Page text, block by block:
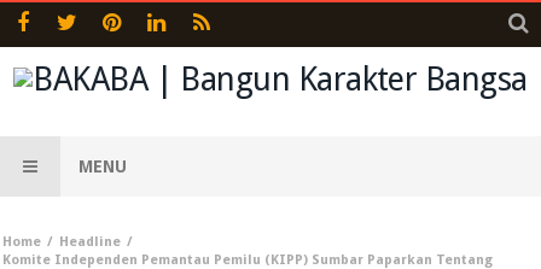
MENU
Home
Headline
Komite Independen Pemantau Pemilu (KIPP) Sumbar Paparkan Tentang